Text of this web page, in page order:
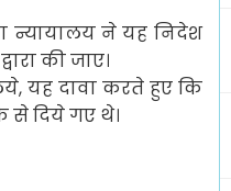
न्यायालय ने यह निदेश
की जाए।
, यह दावा करते हुए कि
से दिये गए थे।